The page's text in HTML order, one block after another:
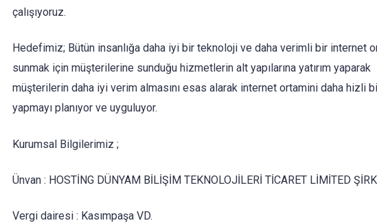
çalışıyoruz.
Hedefimiz; Bütün insanlığa daha iyi bir teknoloji ve daha verimli bir internet
sunmak için müşterilerine sunduğu hizmetlerin alt yapılarına yatırım yaparak
müşterilerin daha iyi verim almasını esas alarak internet ortamini daha hizli
yapmayı planıyor ve uyguluyor.
Kurumsal Bilgilerimiz ;
Ünvan : HOSTİNG DÜNYAM BİLİŞİM TEKNOLOJİLERİ TİCARET LİMİTED
Vergi dairesi : Kasımpaşa VD.